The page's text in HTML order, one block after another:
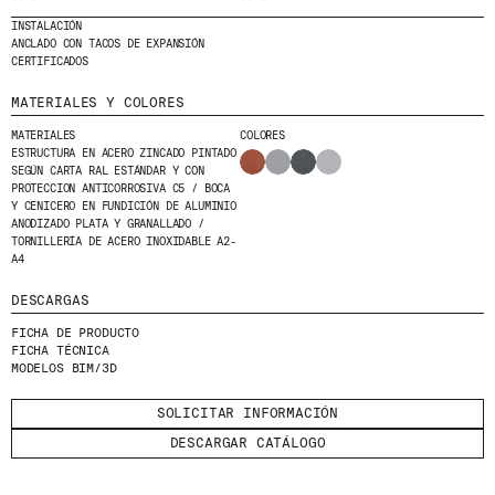
INSTALACIÓN
ANCLADO CON TACOS DE EXPANSIÓN
CERTIFICADOS
MATERIALES Y COLORES
MATERIALES
ESTRUCTURA EN ACERO ZINCADO PINTADO
SEGÚN CARTA RAL ESTÁNDAR Y CON
PROTECCION ANTICORROSIVA C5 / BOCA
Y CENICERO EN FUNDICIÓN DE ALUMINIO
ANODIZADO PLATA Y GRANALLADO /
TORNILLERÍA DE ACERO INOXIDABLE A2-
A4
COLORES
DESCARGAS
FICHA DE PRODUCTO
FICHA TÉCNICA
MODELOS BIM/3D
SOLICITAR INFORMACIÓN
DESCARGAR CATÁLOGO
HE LEÍDO Y ACEPTO LAPOLÍTICA DE
PRIVACIDAD
ENVIAR
WE ARE MOLINS